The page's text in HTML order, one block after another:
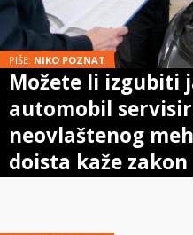
PIŠE: NIKO POZNAT
Možete li izgubiti
automobil
neovlaštenog
doista kaže zakon